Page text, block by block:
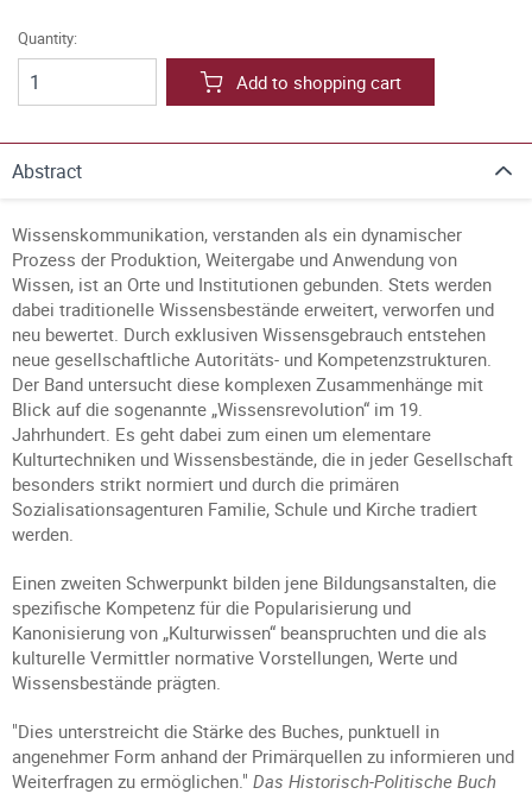
Quantity:
Add to shopping cart
Abstract
Wissenskommunikation, verstanden als ein dynamischer
Prozess der Produktion, Weitergabe und Anwendung von
Wissen, ist an Orte und Institutionen gebunden. Stets werden
dabei traditionelle Wissensbestände erweitert, verworfen und
neu bewertet. Durch exklusiven Wissensgebrauch entstehen
neue gesellschaftliche Autoritäts- und Kompetenzstrukturen.
Der Band untersucht diese komplexen Zusammenhänge mit
Blick auf die sogenannte „Wissensrevolution“ im 19.
Jahrhundert. Es geht dabei zum einen um elementare
Kulturtechniken und Wissensbestände, die in jeder Gesellschaft
besonders strikt normiert und durch die primären
Sozialisationsagenturen Familie, Schule und Kirche tradiert
werden.
Einen zweiten Schwerpunkt bilden jene Bildungsanstalten, die
spezifische Kompetenz für die Popularisierung und
Kanonisierung von „Kulturwissen“ beanspruchten und die als
kulturelle Vermittler normative Vorstellungen, Werte und
Wissensbestände prägten.
"Dies unterstreicht die Stärke des Buches, punktuell in
angenehmer Form anhand der Primärquellen zu informieren und
Weiterfragen zu ermöglichen." Das Historisch-Politische Buch